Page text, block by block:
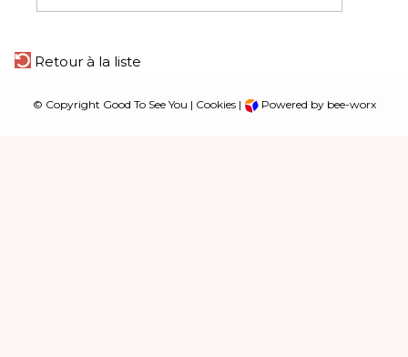
Retour à la liste
© Copyright Good To See You | Cookies| Powered by bee-worx